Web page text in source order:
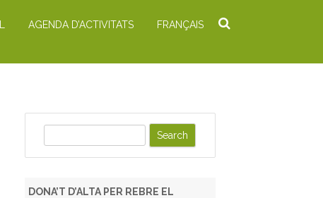
AGENDA D’ACTIVITATS FRANÇAIS
DONA’T D’ALTA PER REBRE EL